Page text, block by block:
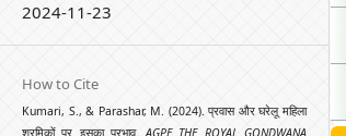
2024-11-23
How to Cite
Kumari, S., & Parashar, M. (2024). प्रवास और घरेलू महिला